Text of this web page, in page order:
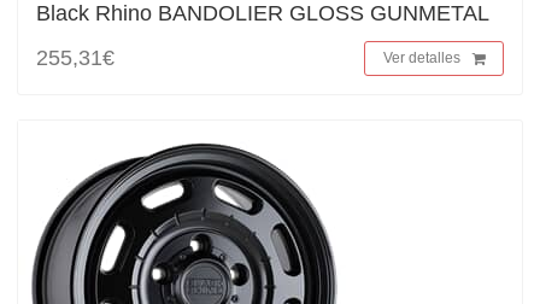
Black Rhino BANDOLIER GLOSS GUNMETAL
255,31€
Ver detalles